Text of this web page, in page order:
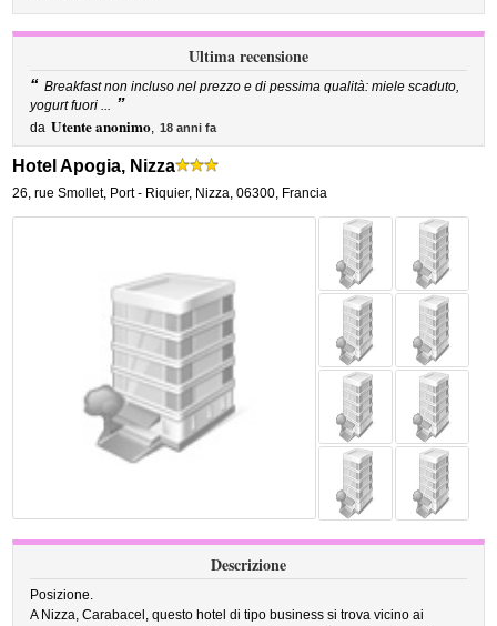
Ultima recensione
“ Breakfast non incluso nel prezzo e di pessima qualità: miele scaduto,
yogurt fuori ... ”
da Utente anonimo, 18 anni fa
Hotel Apogia, Nizza
26, rue Smollet, Port - Riquier, Nizza,06300, Francia
Descrizione
Posizione.
A Nizza, Carabacel, questo hotel di tipo business si trova vicino ai